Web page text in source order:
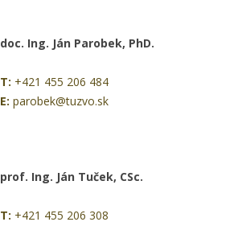
doc. Ing. Ján Parobek, PhD.
T: +421 455 206 484
E: parobek@tuzvo.sk
prof. Ing. Ján Tuček, CSc.
T: +421 455 206 308